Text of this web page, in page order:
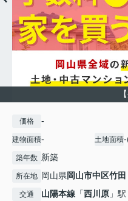
価格 -
建物面積- 土地面積
築年数 新築
所在地 岡山県岡山市中区竹田
交通 山陽本線 「西川原 」